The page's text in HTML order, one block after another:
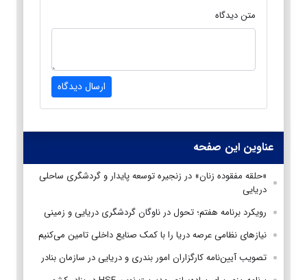
متن دیدگاه
ارسال دیدگاه
عناوین این صفحه
«حلقه مفقوده زنان» در زنجیره توسعه پایدار و گردشگری ساحلی
دریایی
رویکرد برنامه هفتم؛ تحول در ناوگان گردشگری دریایی و زمینی
نیازهای نظامی عرصه دریا را با کمک صنایع داخلی تامین می‌کنیم
تصویب آیین‌نامه کارگزاران امور بندری و دریایی در سازمان بنادر